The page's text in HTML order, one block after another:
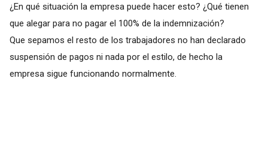
¿En qué situación la empresa puede hacer esto? ¿Qué tienen
que alegar para no pagar el 100% de la indemnización?
Que sepamos el resto de los trabajadores no han declarado
suspensión de pagos ni nada por el estilo, de hecho la
empresa sigue funcionando normalmente.